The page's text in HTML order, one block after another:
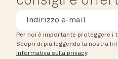
Per noi è importante proteggere i
Scopri di più leggendo la nostra
Informativa sulla privacy.